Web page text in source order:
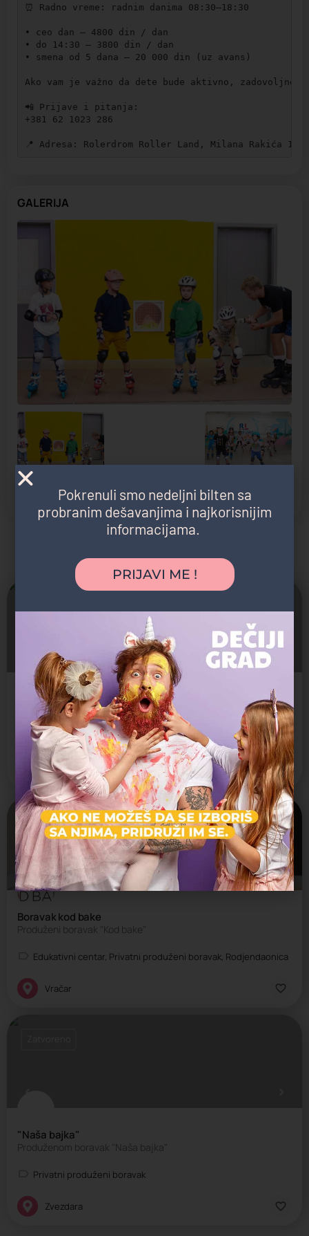
⏰ Radno vreme: radnim danima 08:30–18:30
• ceo dan — 4800 din / dan
• do 14:30 — 3800 din / dan
• smena od 5 dana — 20 000 din (uz avans)
Ako vam je važno da dete bude aktivno,
📲 Prijave i pitanja:
+381 62 1023 286
📍 Adresa: Rolerdrom Roller Land, Milana Rakića
GALERIJA
Možda vas zanima i sledeće:
Produženi boravak Sunčionica
Sunčionica, mesto gde su igra i znanje svakom detetu stanje!
Privatni produženi boravak
Vračar
Boravak kod bake
Produženi boravak "Kod bake"
Edukativni centar, Privatni produženi boravak, Rodjendaonica
Zatvoreno
Vračar
"Naša bajka"
Produženom boravak "Naša bajka"
Privatni produženi boravak
Zvezdara
Pokrenuli smo nedeljni bilten sa
probranim dešavanjima i najkorisnijim
informacijama.
PRIJAVI ME !